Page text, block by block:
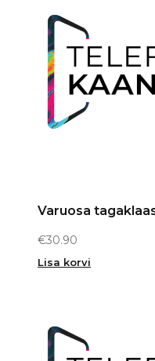
Varuosa
€30.90
Lisa korvi